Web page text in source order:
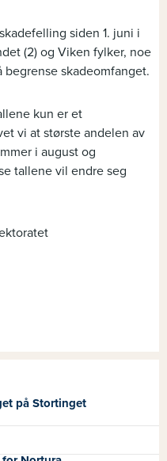
siden 1. juni i
(2) og Viken fylker, noe
skadeomfanget.
kun er et
vi at største andelen av
i august og
tallene vil endre seg
på Stortinget